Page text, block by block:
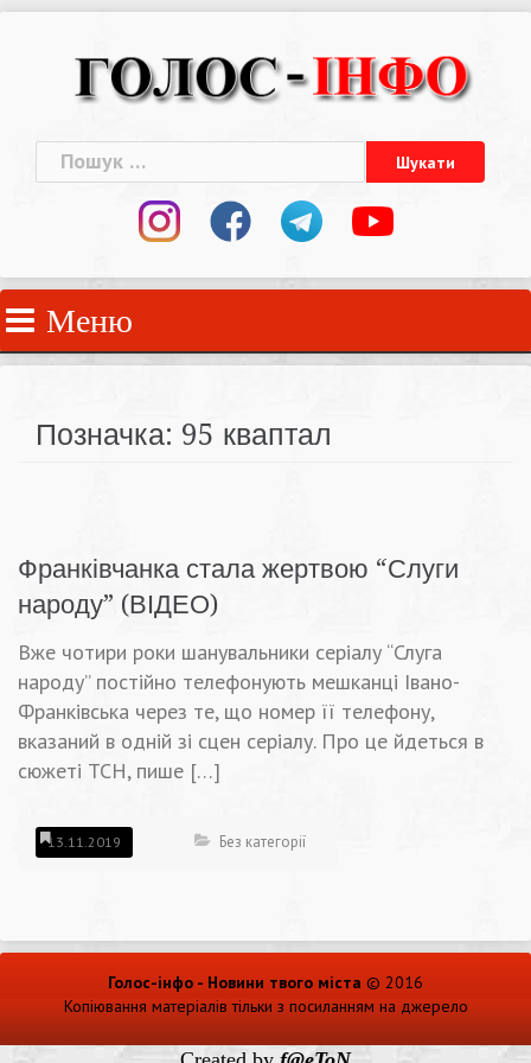
Пошук:
Меню
Позначка: 95 кваптал
Франківчанка стала жертвою “Слуги
народу” (ВІДЕО)
Вже чотири роки шанувальники серіалу “Слуга
народу” постійно телефонують мешканці Івано-
Франківська через те, що номер її телефону,
вказаний в одній зі сцен серіалу. Про це йдеться в
сюжеті ТСН, пише […]
13.11.2019 Без категорії
Голос-інфо - Новини твого міста © 2016
Копіювання матеріалів тільки з посиланням на джерело